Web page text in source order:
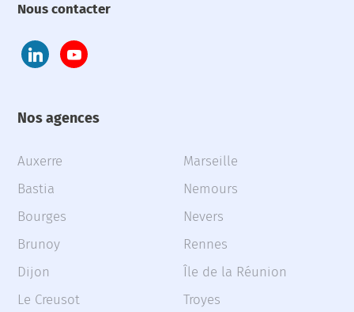
Nous contacter
Nos agences
Auxerre
Bastia
Bourges
Brunoy
Dijon
Le Creusot
Marseille
Nemours
Nevers
Rennes
Île de la Réunion
Troyes